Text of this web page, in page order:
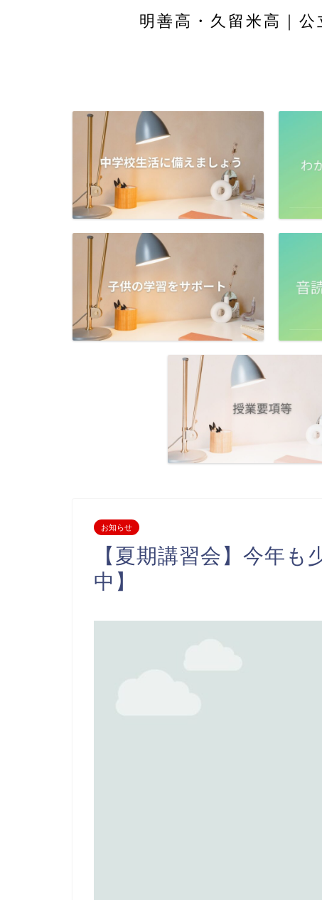
明善高・久留米高｜
お知らせ
【夏期講習会】今年
中】